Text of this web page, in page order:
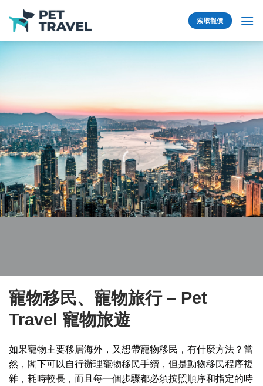
索取報價
我們樂意為你提供…
全球寵物移民服務
SERVICE EXPORT IMPORT
寵物移民、 寵物旅行– Pet
Travel 寵物旅遊
如果寵物主要移居海外，又想帶寵物移民，有什麼方法？當
然，閣下可以自行辦理寵物移民手續，但是動物移民程序複
雜，耗時較長，而且每一個步驟都必須按照順序和指定的時